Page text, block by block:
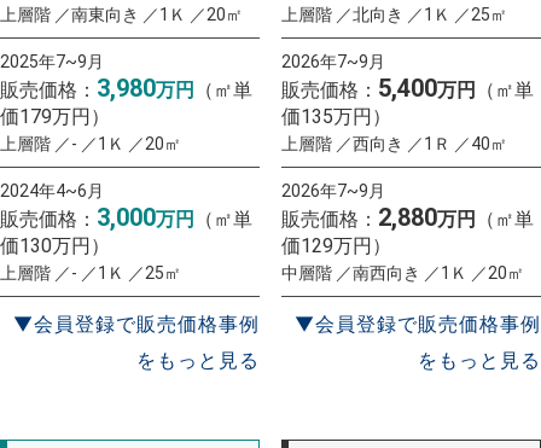
上層階 ／南東向き ／1Ｋ ／20㎡
2025年7~9月
販売価格： 3,980万円
（㎡単
価179万円）
上層階 ／- ／1Ｋ ／20㎡
2024年4~6月
販売価格： 3,000万円
（㎡単
価130万円）
上層階 ／- ／1Ｋ ／25㎡
▼会員登録で販売価格事例
をもっと見る
上層階 ／北向き ／1Ｋ ／25㎡
2026年7~9月
販売価格： 5,400万円
（㎡単
価135万円）
上層階 ／西向き ／1Ｒ ／40㎡
2026年7~9月
販売価格： 2,880万円
（㎡単
価129万円）
中層階 ／南西向き ／1Ｋ ／20㎡
▼会員登録で販売価格事例
をもっと見る